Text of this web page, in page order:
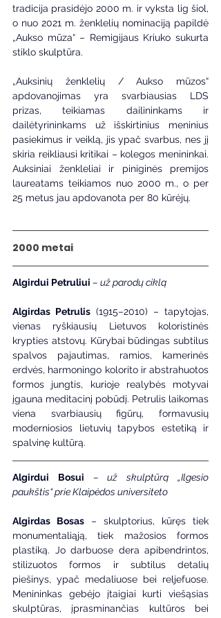
tradicija prasidėjo 2000 m. ir vyksta lig šiol,
o nuo 2021 m. ženklelių nominaciją papildė
„Aukso mūza“ – Remigijaus Kriuko sukurta
stiklo skulptūra.
„Auksinių ženklelių / Aukso mūzos“
apdovanojimas yra svarbiausias LDS
prizas, teikiamas dailininkams ir
dailėtyrininkams už išskirtinius meninius
pasiekimus ir veiklą, jis ypač svarbus, nes jį
skiria reikliausi kritikai – kolegos menininkai.
Auksiniai ženkleliai ir piniginės premijos
laureatams teikiamos nuo 2000 m., o per
25 metus jau apdovanota per 80 kūrėjų.
2000 metai
Algirdui Petruliui – už parodų ciklą
Algirdas Petrulis (1915–2010) – tapytojas,
vienas ryškiausių Lietuvos koloristinės
krypties atstovų. Kūrybai būdingas subtilus
spalvos pajautimas, ramios, kamerinės
erdvės, harmoningo kolorito ir abstrahuotos
formos jungtis, kurioje realybės motyvai
įgauna meditacinį pobūdį. Petrulis laikomas
viena svarbiausių figūrų, formavusių
moderniosios lietuvių tapybos estetiką ir
spalvinę kultūrą.
Algirdui Bosui
– už skulptūrą „Ilgesio
paukštis“ prie Klaipėdos universiteto
Algirdas Bosas – skulptorius, kūręs tiek
monumentaliąją, tiek mažosios formos
plastiką. Jo darbuose dera apibendrintos,
stilizuotos formos ir subtilus detalių
piešinys, ypač medaliuose bei reljefuose.
Menininkas gebėjo įtaigiai kurti viešąsias
skulptūras, įprasminančias kultūros bei